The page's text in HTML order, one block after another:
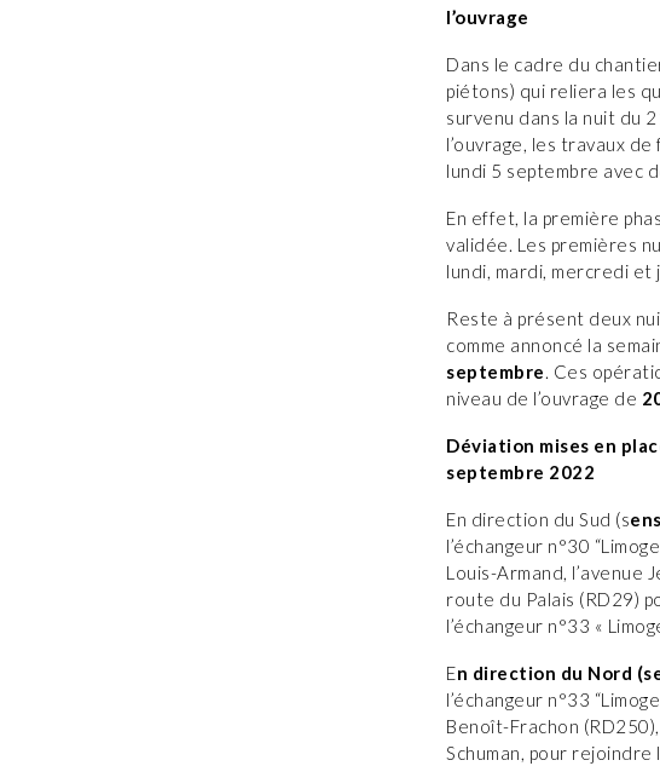
l’ouvrage
Dans le cadre du
piétons) qui reliera les
survenu dans la nuit du
l’ouvrage, les travaux
lundi 5 septembre avec
En effet, la première
validée. Les premières
lundi, mardi, mercredi
Reste à présent deux
comme annoncé la
septembre. Ces
niveau de l’ouvrage de
Déviation mises en
septembre 2022
En direction du Sud (s
l’échangeur n°30
Louis-Armand, l’avenue
route du Palais (RD29)
l’échangeur n°33 «
En direction du Nord
l’échangeur n°33
Benoît-Frachon
Schuman, pour